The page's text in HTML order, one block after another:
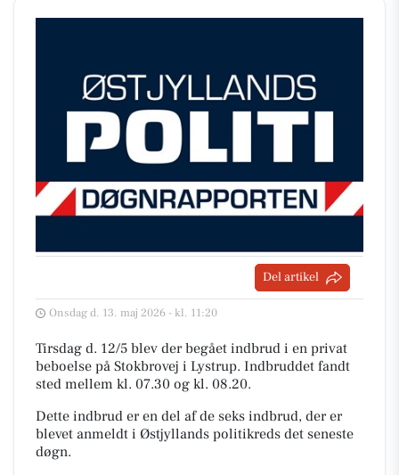
Del artikel
Onsdag d. 13. maj 2026 - kl. 11:20
Tirsdag d. 12/5 blev der begået indbrud i en privat
beboelse på Stokbrovej i Lystrup. Indbruddet fandt
sted mellem kl. 07.30 og kl. 08.20.
Dette indbrud er en del af de seks indbrud, der er
blevet anmeldt i Østjyllands politikreds det seneste
døgn.